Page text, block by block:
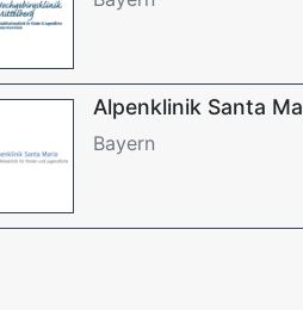
Alpenklinik Santa
Bayern